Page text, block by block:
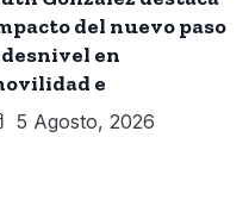
del nuevo paso
desnivel en
e
5 Agosto, 2026